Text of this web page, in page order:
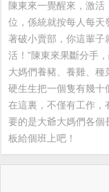
陳東來一覺醒來，激
位，係統就按每人每天
著破小賣部，你這輩子
活！”陳東來果斷分手
大媽們養豬、養雞、種
硬生生把一個隻有幾十
在這裏，不僅有工作，
要的是大爺大媽們各個
板給個班上吧！